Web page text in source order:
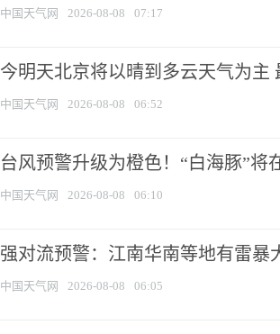
中国天气网 2026-08-08 07:17
今明天北京将以晴到多云天气为主
中国天气网 2026-08-08 06:52
台风预警升级为橙色！“白海豚”将
中国天气网 2026-08-08 06:10
强对流预警：江南华南等地有雷暴
中国天气网 2026-08-08 06:05